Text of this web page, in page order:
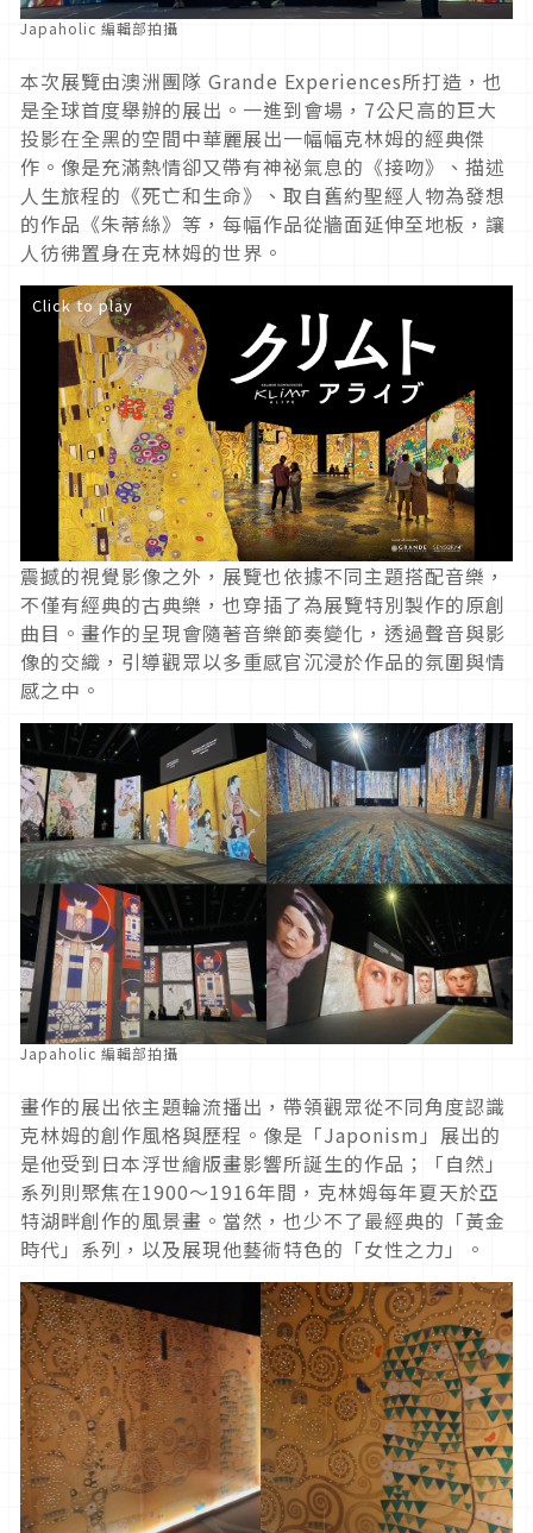
Japaholic 編輯部拍攝
本次展覽由澳洲團隊 Grande Experiences所打造，也
是全球首度舉辦的展出。一進到會場，7公尺高的巨大
投影在全黑的空間中華麗展出一幅幅克林姆的經典傑
作。像是充滿熱情卻又帶有神祕氣息的《接吻》、描述
人生旅程的《死亡和生命》、取自舊約聖經人物為發想
的作品《朱蒂絲》等，每幅作品從牆面延伸至地板，讓
人彷彿置身在克林姆的世界。
Click to play
震撼的視覺影像之外，展覽也依據不同主題搭配音樂，
不僅有經典的古典樂，也穿插了為展覽特別製作的原創
曲目。畫作的呈現會隨著音樂節奏變化，透過聲音與影
像的交織，引導觀眾以多重感官沉浸於作品的氛圍與情
感之中。
Japaholic 編輯部拍攝
畫作的展出依主題輪流播出，帶領觀眾從不同角度認識
克林姆的創作風格與歷程。像是「Japonism」展出的
是他受到日本浮世繪版畫影響所誕生的作品；「自然」
系列則聚焦在1900～1916年間，克林姆每年夏天於亞
特湖畔創作的風景畫。當然，也少不了最經典的「黃金
時代」系列，以及展現他藝術特色的「女性之力」。